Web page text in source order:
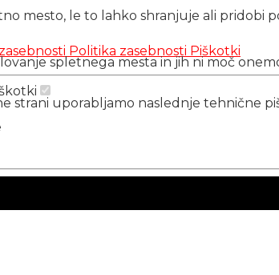
mesto, le to lahko shranjuje ali pridobi
Politika zasebnosti Piškotki
spletnega mesta in jih ni moč
strani uporabljamo naslednje tehnične